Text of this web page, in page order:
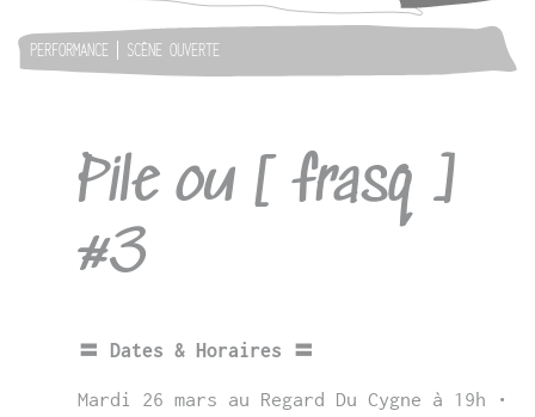
PERFORMANCE SCÈNE OUVERTE
Pile ou [ frasq ]
#3
〓 Dates & Horaires 〓
Mardi 26 mars au Regard Du Cygne à 19h •